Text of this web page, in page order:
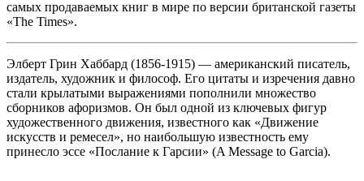
самых продаваемых книг в мире по версии британской газеты
«The Times».
Элберт Грин Хаббард (1856-1915) — американский писатель,
издатель, художник и философ. Его цитаты и изречения давно
стали крылатыми выражениями пополнили множество
сборников афоризмов. Он был одной из ключевых фигур
художественного движения, известного как «Движение
искусств и ремесел», но наибольшую известность ему
принесло эссе «Послание к Гарсии» (A Message to Garcia).